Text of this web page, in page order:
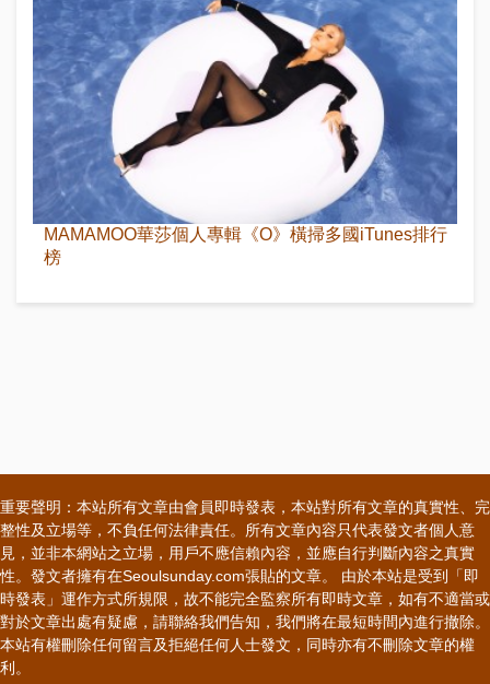
MAMAMOO華莎個人專輯《O》橫掃多國iTunes排行
榜
重要聲明：本站所有文章由會員即時發表，本站對所有文章的真實性、完
整性及立場等，不負任何法律責任。所有文章內容只代表發文者個人意
見，並非本網站之立場，用戶不應信賴內容，並應自行判斷內容之真實
性。發文者擁有在Seoulsunday.com張貼的文章。 由於本站是受到「即
時發表」運作方式所規限，故不能完全監察所有即時文章，如有不適當或
對於文章出處有疑慮，請聯絡我們告知，我們將在最短時間內進行撤除。
本站有權刪除任何留言及拒絕任何人士發文，同時亦有不刪除文章的權
利。